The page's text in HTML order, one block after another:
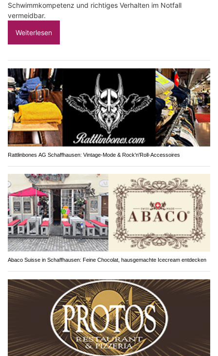
Schwimmkompetenz und richtiges Verhalten im Notfall
vermeidbar.
Weiterlesen
Rattlinbones AG Schaffhausen: Vintage-Mode & Rock'n'Roll-Accessoires
Abaco Suisse in Schaffhausen: Feine Chocolat, hausgemachte Icecream entdecken